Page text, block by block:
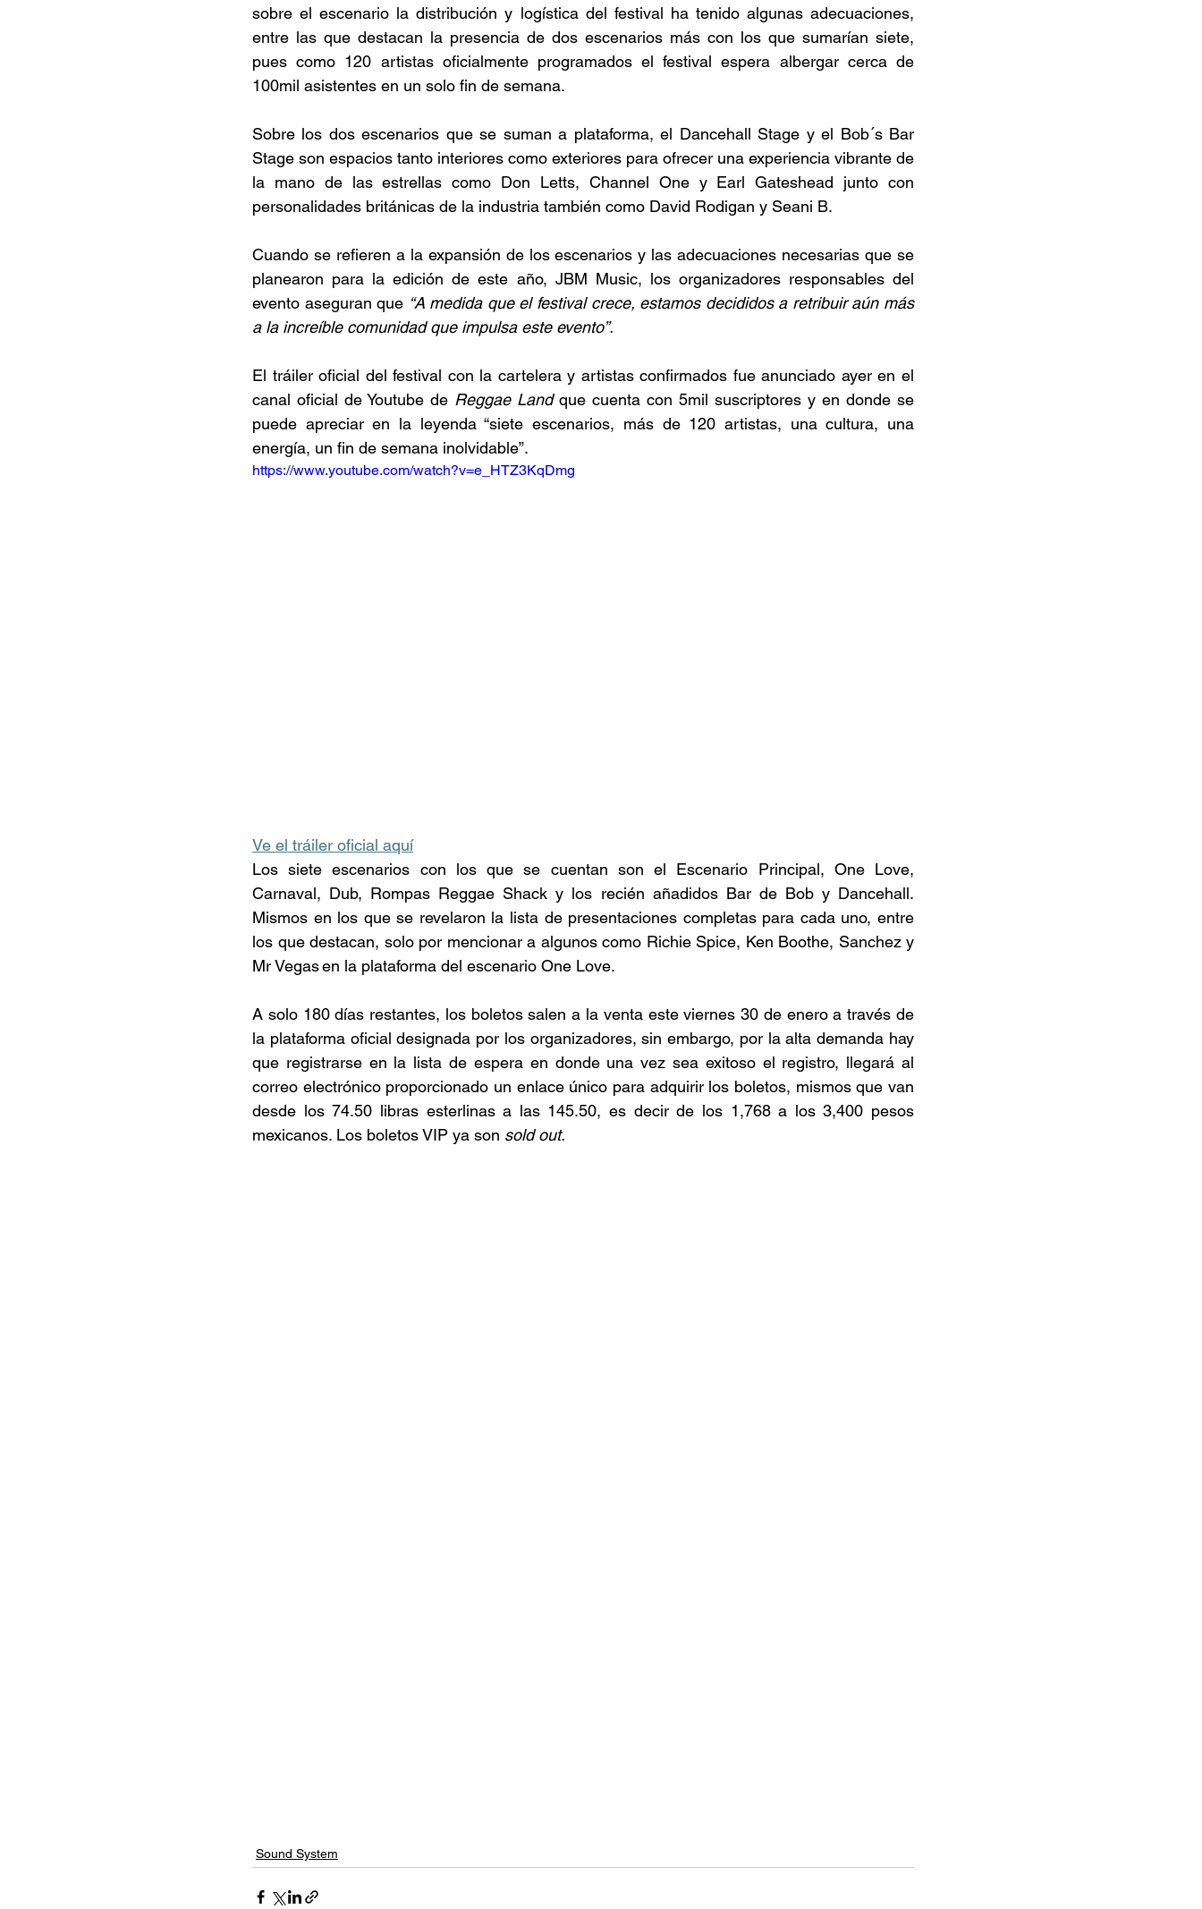
sobre el escenario la distribución y logística del festival ha tenido algunas adecuaciones,
entre las que destacan la presencia de dos escenarios más con los que sumarían siete,
pues como 120 artistas oficialmente programados el festival espera albergar cerca de
100mil asistentes en un solo fin de semana.
Sobre los dos escenarios que se suman a plataforma, el Dancehall Stage y el Bob´s Bar
Stage son espacios tanto interiores como exteriores para ofrecer una experiencia vibrante de
la mano de las estrellas como Don Letts, Channel One y Earl Gateshead junto con
personalidades británicas de la industria también como David Rodigan y Seani B.
Cuando se refieren a la expansión de los escenarios y las adecuaciones necesarias que se
planearon para la edición de este año, JBM Music, los organizadores responsables del
evento aseguran que “A medida que el festival crece, estamos decididos a retribuir aún más
a la increíble comunidad que impulsa este evento”.
El tráiler oficial del festival con la cartelera y artistas confirmados fue anunciado ayer en el
canal oficial de Youtube de Reggae Land que cuenta con 5mil suscriptores y en donde se
puede apreciar en la leyenda “siete escenarios, más de 120 artistas, una cultura, una
energía, un fin de semana inolvidable”.
https://www.youtube.com/watch?v=e_HTZ3KqDmg
Ve el tráiler oficial aquí
Los siete escenarios con los que se cuentan son el Escenario Principal, One Love,
Carnaval, Dub, Rompas Reggae Shack y los recién añadidos Bar de Bob y Dancehall.
Mismos en los que se revelaron la lista de presentaciones completas para cada uno, entre
los que destacan, solo por mencionar a algunos como Richie Spice, Ken Boothe, Sanchez y
Mr Vegas en la plataforma del escenario One Love.
A solo 180 días restantes, los boletos salen a la venta este viernes 30 de enero a través de
la plataforma oficial designada por los organizadores, sin embargo, por la alta demanda hay
que registrarse en la lista de espera en donde una vez sea exitoso el registro, llegará al
correo electrónico proporcionado un enlace único para adquirir los boletos, mismos que van
desde los 74.50 libras esterlinas a las 145.50, es decir de los 1,768 a los 3,400 pesos
mexicanos. Los boletos VIP ya son sold out.
Sound System